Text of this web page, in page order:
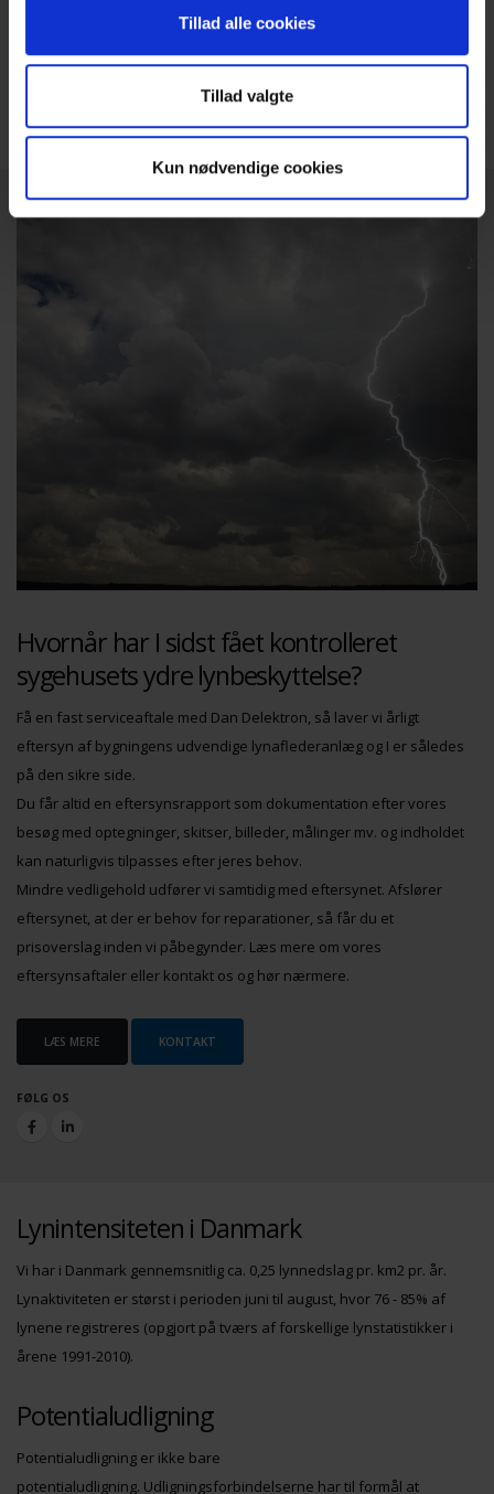
Tillad alle cookies
Tillad valgte
Kun nødvendige cookies
at minimere de sikkerhedsmæssige risici, men de økonomiske
aspekter bør også tages med i betragtning. Skader forårsaget af
overspændinger elinstallationen koster hvert år dyrt.
Hvornår har I sidst fået kontrolleret
sygehusets ydre lynbeskyttelse?
Få en fast serviceaftale med Dan Delektron, så laver vi årligt
eftersyn af bygningens udvendige lynaflederanlæg og I er således
på den sikre side.
Du får altid en eftersynsrapport som dokumentation efter vores
besøg med optegninger, skitser, billeder, målinger mv. og indholdet
kan naturligvis tilpasses efter jeres behov.
Mindre vedligehold udfører vi samtidig med eftersynet. Afslører
eftersynet, at der er behov for reparationer, så får du et
prisoverslag inden vi påbegynder. Læs mere om vores
eftersynsaftaler eller kontakt os og hør nærmere.
LÆS MERE KONTAKT
FØLG OS
Lynintensiteten i Danmark
Vi har i Danmark gennemsnitlig ca. 0,25 lynnedslag pr. km2 pr. år.
Lynaktiviteten er størst i perioden juni til august, hvor 76 - 85% af
lynene registreres (opgjort på tværs af forskellige lynstatistikker i
årene 1991-2010).
Potentialudligning
Potentialudligning er ikke bare
potentialudligning. Udligningsforbindelserne har til formål at